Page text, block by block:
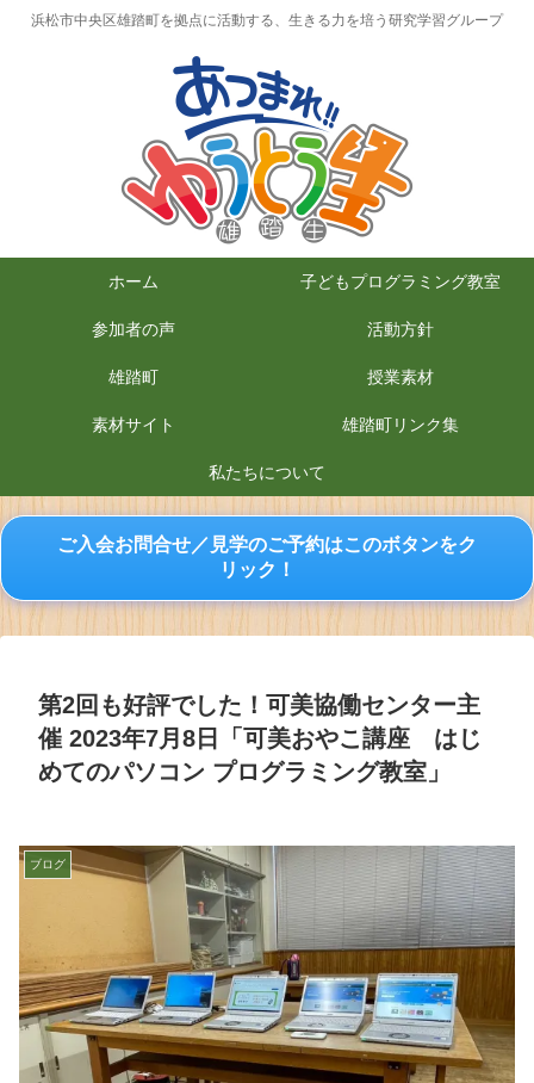
浜松市中央区雄踏町を拠点に活動する、生きる力を培う研究学習グループ
ホーム 子どもプログラミング教室
参加者の声 活動方針
雄踏町 授業素材
素材サイト 雄踏町リンク集
私たちについて
ご入会お問合せ／見学のご予約はこのボタンをク
リック！
第2回も好評でした！可美協働センター主
催 2023年7月8日「可美おやこ講座 はじ
めてのパソコン プログラミング教室」
ブログ